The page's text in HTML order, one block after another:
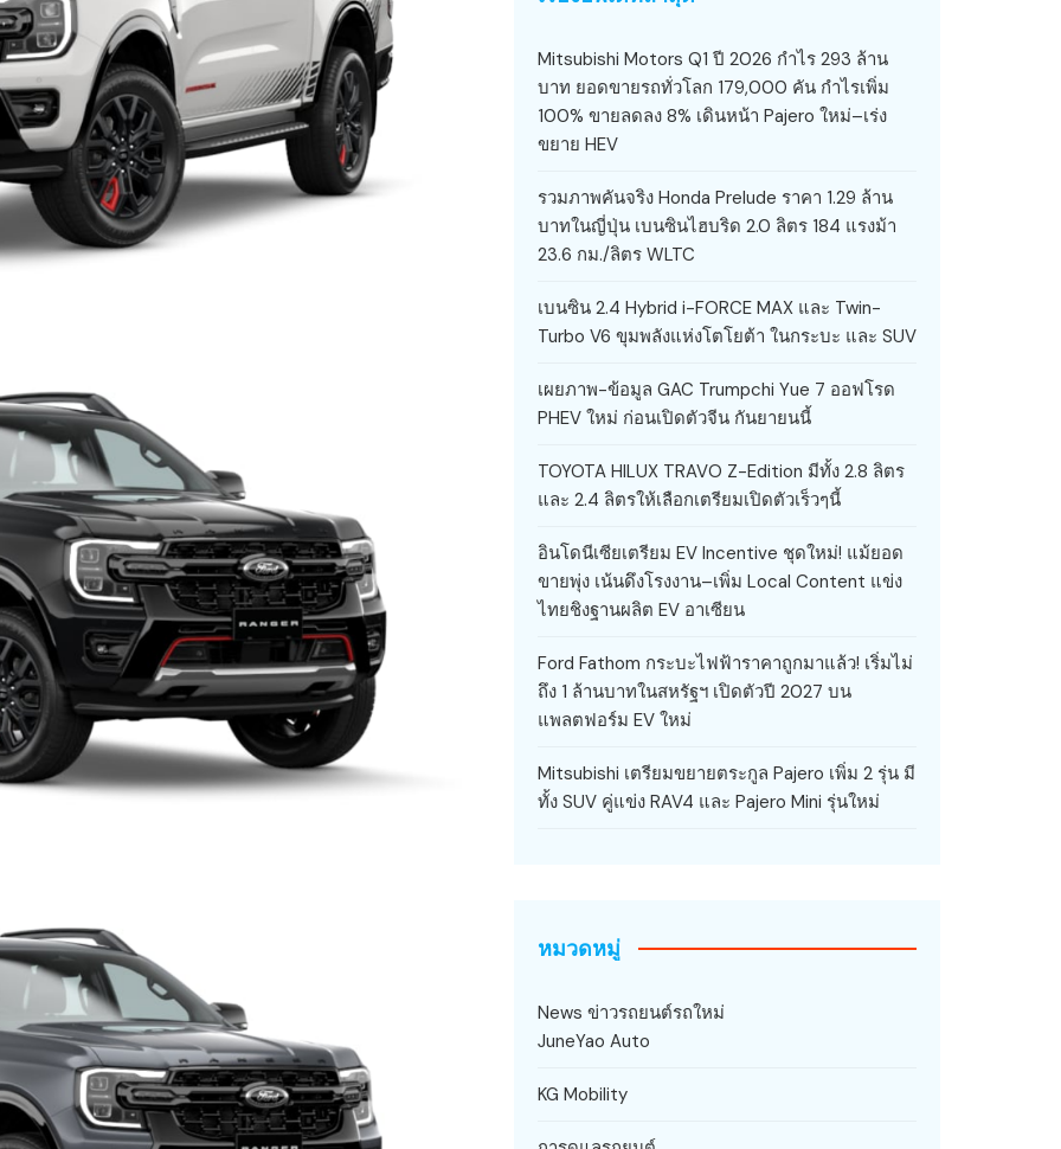
Mitsubishi Motors Q1 ปี 2026 กำไร 293 ล้าน
บาท ยอดขายรถทั่วโลก 179,000 คัน กำไรเพิ่ม
100% ขายลดลง 8% เดินหน้า Pajero ใหม่–เร่ง
ขยาย HEV
รวมภาพคันจริง Honda Prelude ราคา 1.29 ล้าน
บาทในญี่ปุ่น เบนซินไฮบริด 2.0 ลิตร 184 แรงม้า
23.6 กม./ลิตร WLTC
เบนซิน 2.4 Hybrid i-FORCE MAX และ Twin-
Turbo V6 ขุมพลังแห่งโตโยต้า ในกระบะ และ SUV
เผยภาพ-ข้อมูล GAC Trumpchi Yue 7 ออฟโรด
PHEV ใหม่ ก่อนเปิดตัวจีน กันยายนนี้
TOYOTA HILUX TRAVO Z-Edition มีทั้ง 2.8 ลิตร
และ 2.4 ลิตรให้เลือกเตรียมเปิดตัวเร็วๆนี้
อินโดนีเซียเตรียม EV Incentive ชุดใหม่! แม้ยอด
ขายพุ่ง เน้นดึงโรงงาน–เพิ่ม Local Content แข่ง
ไทยชิงฐานผลิต EV อาเซียน
Ford Fathom กระบะไฟฟ้าราคาถูกมาแล้ว! เริ่มไม่
ถึง 1 ล้านบาทในสหรัฐฯ เปิดตัวปี 2027 บน
แพลตฟอร์ม EV ใหม่
Mitsubishi เตรียมขยายตระกูล Pajero เพิ่ม 2 รุ่น มี
ทั้ง SUV คู่แข่ง RAV4 และ Pajero Mini รุ่นใหม่
หมวดหมู่
News ข่าวรถยนต์รถใหม่
JuneYao Auto
KG Mobility